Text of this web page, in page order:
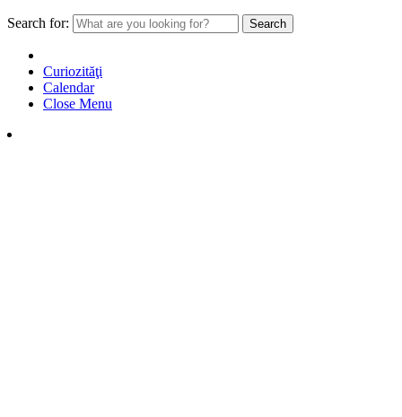
Search for:
Curiozităţi
Calendar
Close Menu